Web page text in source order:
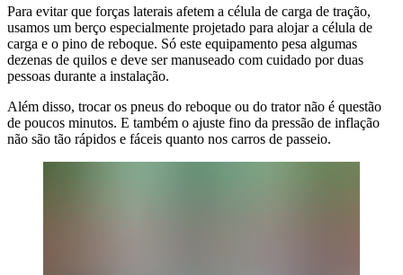
Para evitar que forças laterais afetem a célula de carga de tração,
usamos um berço especialmente projetado para alojar a célula de
carga e o pino de reboque. Só este equipamento pesa algumas
dezenas de quilos e deve ser manuseado com cuidado por duas
pessoas durante a instalação.
Além disso, trocar os pneus do reboque ou do trator não é questão
de poucos minutos. E também o ajuste fino da pressão de inflação
não são tão rápidos e fáceis quanto nos carros de passeio.